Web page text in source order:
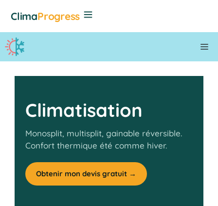
contenu
ClimaProgress
Climatisation
Monosplit, multisplit, gainable réversible.
Confort thermique été comme hiver.
Obtenir mon devis gratuit →